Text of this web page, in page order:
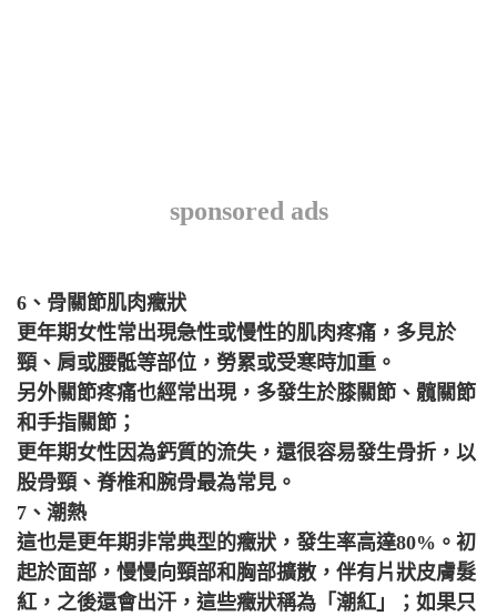
sponsored ads
6、骨關節肌肉癥狀
更年期女性常出現急性或慢性的肌肉疼痛，多見於
頸、肩或 腰骶等部位，勞累或受寒時加重。
另外關節疼痛也經常出現，多發生於膝關節、髖關節
和手指關節；
更年期女性因為鈣質的流失，還很容易發生骨折，以
股骨頸、脊椎和腕骨最為常見。
7、潮熱
這也是更年期非常典型的癥狀，發生率高達80%。初
起於面部，慢慢向頸部和胸部擴散，伴有片狀皮膚髮
紅，之後還會出汗，這些癥狀稱為「潮紅」；如果只